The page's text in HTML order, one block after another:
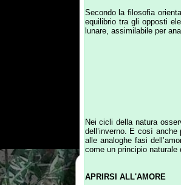
Nei cicli della natura
dell’inverno. E così anche
alle analoghe fasi
come un principio naturale
La parola Tantra significa
ottenere la risposta e non che
Il Tantra viene frainteso molto
sentiero tantrico dice
dall’uomo comune;
consapevolezza. Un tempio
la nostra mente, piena di
create dall’inconscio a causa